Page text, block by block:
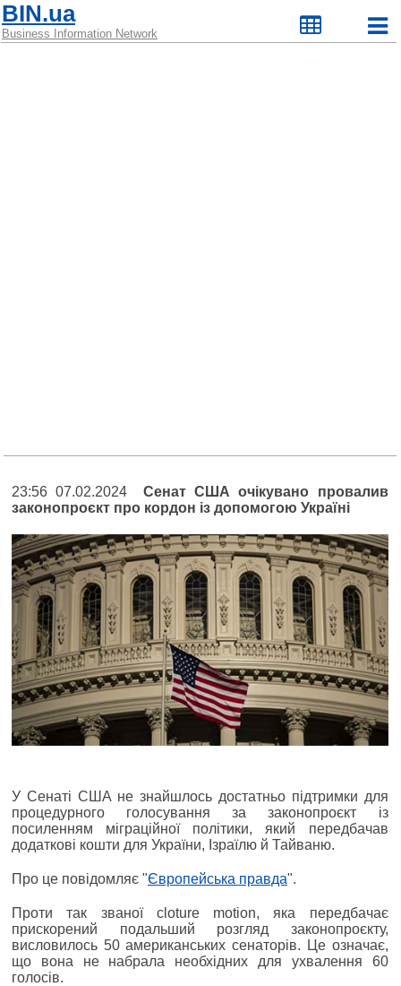
BIN.ua
Business Information Network
23:56 07.02.2024Сенат США очікувано провалив
законопроєкт про кордон із допомогою Україні
У Сенаті США не знайшлось достатньо підтримки для
процедурного голосування за законопроєкт із
посиленням міграційної політики, який передбачав
додаткові кошти для України, Ізраїлю й Тайваню.
Про це повідомляє "Європейська правда".
Проти так званої cloture motion, яка передбачає
прискорений подальший розгляд законопроєкту,
висловилось 50 американських сенаторів. Це означає,
що вона не набрала необхідних для ухвалення 60
голосів.